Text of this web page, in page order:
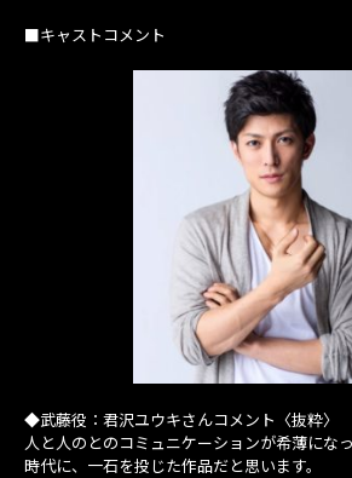
■キャストコメント
◆武藤役：君沢ユウキさんコメント〈抜粋〉
人と人のとのコミュニケーションが希薄にな
時代に、一石を投じた作品だと思います。